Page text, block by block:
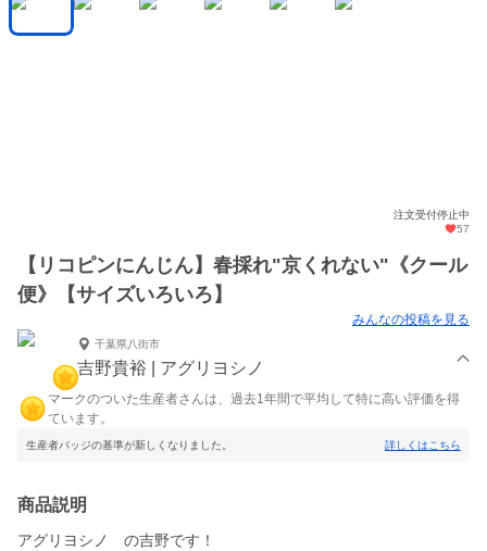
注文受付停止中
57
【リコピンにんじん】春採れ"京くれない"《クール
便》【サイズいろいろ】
みんなの投稿を見る
千葉県八街市
吉野貴裕 | アグリヨシノ
マークのついた生産者さんは、過去1年間で平均して特に高い評価を得
ています。
生産者バッジの基準が新しくなりました。 詳しくはこちら
商品説明
アグリヨシノ の吉野です！